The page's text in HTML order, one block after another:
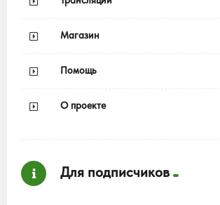
Магазин
Помощь
О проекте
Для подписчиков